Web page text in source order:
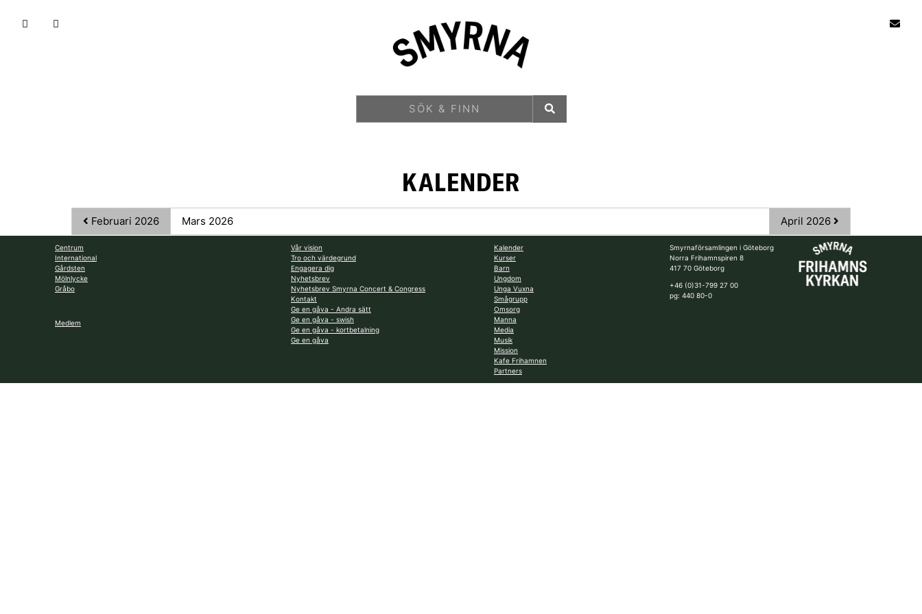
KALENDER
Februari 2026 Mars 2026 April 2026
Centrum
International
Gårdsten
Mölnlycke
Gråbo
Medlem
Vår vision
Tro och värdegrund
Engagera dig
Nyhetsbrev
Nyhetsbrev Smyrna Concert & Congress
Kontakt
Ge en gåva - Andra sätt
Ge en gåva - swish
Ge en gåva - kortbetalning
Ge en gåva
Kalender
Kurser
Barn
Ungdom
Unga Vuxna
Smågrupp
Omsorg
Manna
Media
Musik
Mission
Kafe Frihamnen
Partners
Smyrnaförsamlingen i Göteborg
Norra Frihamnspiren 8
417 70 Göteborg
+46 (0)31-799 27 00
pg: 440 80-0